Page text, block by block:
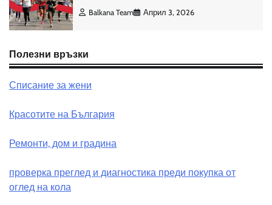
Balkana Team Април 3, 2026
Полезни връзки
Списание за жени
Красотите на България
Ремонти, дом и градина
проверка преглед и диагностика преди покупка от
оглед на кола